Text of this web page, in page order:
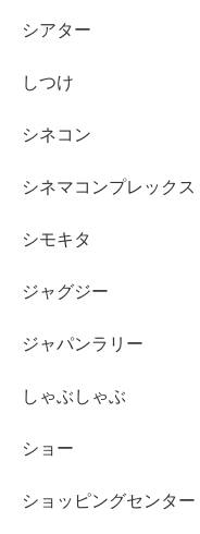
シアター
しつけ
シネコン
シネマコンプレックス
シモキタ
ジャグジー
ジャパンラリー
しゃぶしゃぶ
ショー
ショッピングセンター